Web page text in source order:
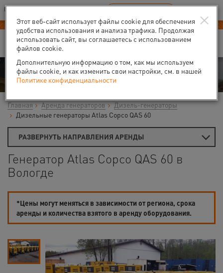
Ваш город:Вологда
В Вашем регионе нет наших офисов
Новый прайс-лист с 01.02.2025
RU EN
Аренда
Главная Аренда генераторов
Дизель-генераторы
Дизельные генераторы Atlas Copco QAS 60
РАЗВЕРНУТЬ НАПРАВЛЕНИЯ АРЕНДЫ
Генератор Atlas Copco QAS 60 в
Вологде
*Цены могут меняться в зависимости от региона, срока
аренды и количества взятого в аренду оборудования.
×
Этот веб-сайт использует файлы cookie для обеспечения
удобства использования и анализа трафика. Продолжая
использовать сайт, вы соглашаетесь с использованием
файлов cookie.
Дополнительную информацию о том, как мы используем
файлы cookie, и как изменить свои настройки, см. в нашей
Политике конфиденциальности